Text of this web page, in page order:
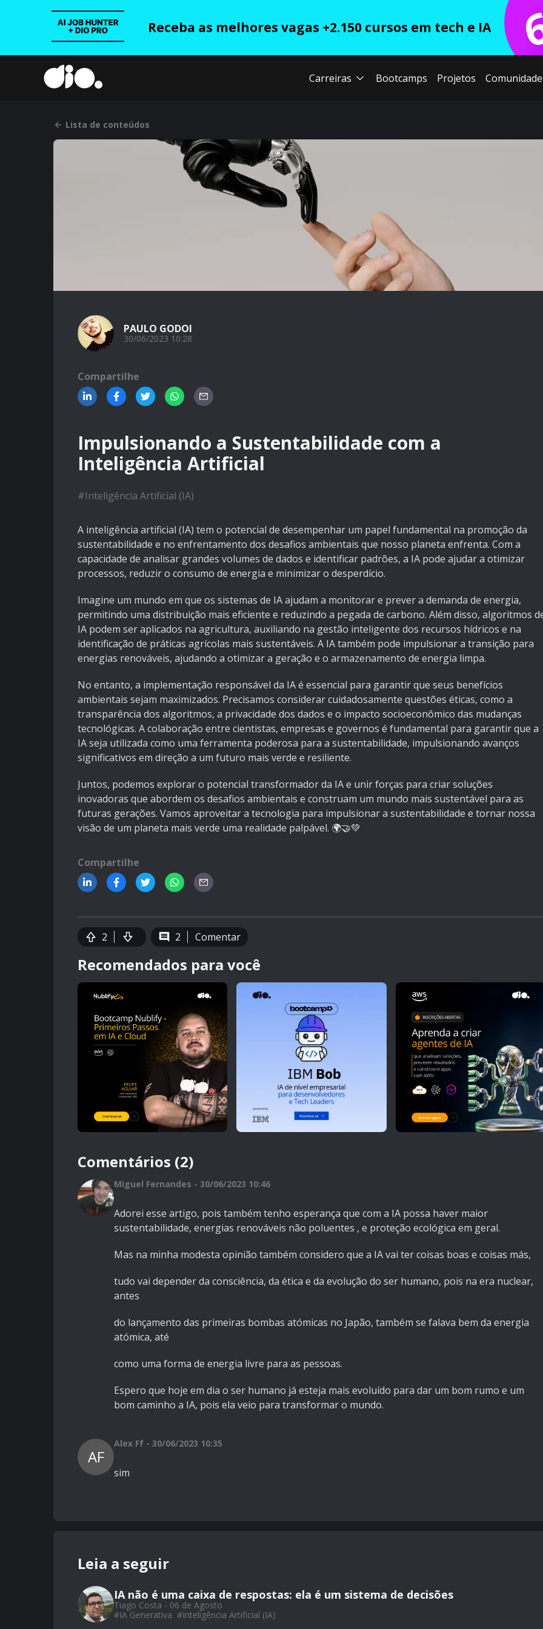
Receba as melhores vagas +2.150 cursos em tech e IA
Carreiras Bootcamps Projetos Comunidade
Lista de conteúdos
PAULO GODOI
30/06/2023 10:28
Compartilhe
Impulsionando a Sustentabilidade com a
Inteligência Artificial
#Inteligência Artificial (IA)
A inteligência artificial (IA) tem o potencial de desempenhar um papel fundamental na promoção da
sustentabilidade e no enfrentamento dos desafios ambientais que nosso planeta enfrenta. Com a
capacidade de analisar grandes volumes de dados e identificar padrões, a IA pode ajudar a otimizar
processos, reduzir o consumo de energia e minimizar o desperdício.
Imagine um mundo em que os sistemas de IA ajudam a monitorar e prever a demanda de energia,
permitindo uma distribuição mais eficiente e reduzindo a pegada de carbono. Além disso, algoritmos
IA podem ser aplicados na agricultura, auxiliando na gestão inteligente dos recursos hídricos e na
identificação de práticas agrícolas mais sustentáveis. A IA também pode impulsionar a transição para
energias renováveis, ajudando a otimizar a geração e o armazenamento de energia limpa.
No entanto, a implementação responsável da IA é essencial para garantir que seus benefícios
ambientais sejam maximizados. Precisamos considerar cuidadosamente questões éticas, como a
transparência dos algoritmos, a privacidade dos dados e o impacto socioeconômico das mudanças
tecnológicas. A colaboração entre cientistas, empresas e governos é fundamental para garantir que a
IA seja utilizada como uma ferramenta poderosa para a sustentabilidade, impulsionando avanços
significativos em direção a um futuro mais verde e resiliente.
Juntos, podemos explorar o potencial transformador da IA e unir forças para criar soluções
inovadoras que abordem os desafios ambientais e construam um mundo mais sustentável para as
futuras gerações. Vamos aproveitar a tecnologia para impulsionar a sustentabilidade e tornar nossa
visão de um planeta mais verde uma realidade palpável. 🌍🤝💚
Compartilhe
2 2 Comentar
Recomendados para você
Comentários (2)
Miguel Fernandes - 30/06/2023 10:46
Adorei esse artigo, pois também tenho esperança que com a IA possa haver maior
sustentabilidade, energias renováveis não poluentes , e proteção ecológica em geral.
Mas na minha modesta opinião também considero que a IA vai ter coisas boas e coisas más,
tudo vai depender da consciência, da ética e da evolução do ser humano, pois na era nuclear,
antes
do lançamento das primeiras bombas atómicas no Japão, também se falava bem da energia
atómica, até
como uma forma de energia livre para as pessoas.
Espero que hoje em dia o ser humano já esteja mais evoluído para dar um bom rumo e um
bom caminho a IA, pois ela veio para transformar o mundo.
AF
Alex Ff - 30/06/2023 10:35
sim
Leia a seguir
IA não é uma caixa de respostas: ela é um sistema de decisões
Tiago Costa - 06 de Agosto
#IA Generativa #Inteligência Artificial (IA)